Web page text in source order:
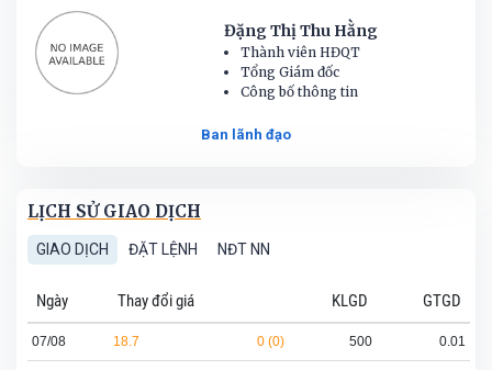
Đặng Thị Thu Hằng
Thành viên HĐQT
Tổng Giám đốc
Công bố thông tin
Ban lãnh đạo
LỊCH SỬ GIAO DỊCH
GIAO DỊCH ĐẶT LỆNH NĐT NN
Ngày Thay đổi giá KLGD GTGD
07/08 18.7 0 (0) 500 0.01